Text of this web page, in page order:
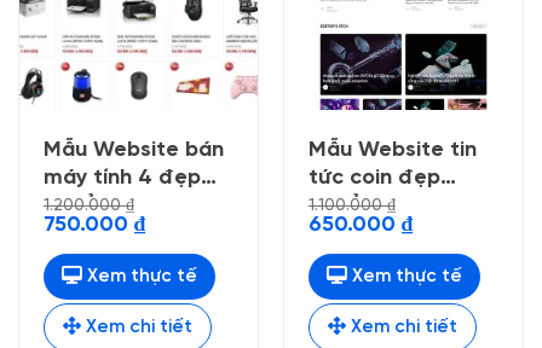
Mẫu Website bán
máy tính 4 đẹp
chuẩn seo
1.200.000₫
Giá
là:
1.200.000 ₫.
750.000 ₫Giá
hiện
tại
là:
750.000 ₫.
Xem thực tế
Xem chi tiết
Mẫu Website tin
tức coin đẹp
chuẩn seo
1.100.000₫
Giá
là:
1.100.000 ₫.
650.000 ₫Giá
hiện
tại
là:
650.000 ₫.
Xem thực tế
Xem chi tiết